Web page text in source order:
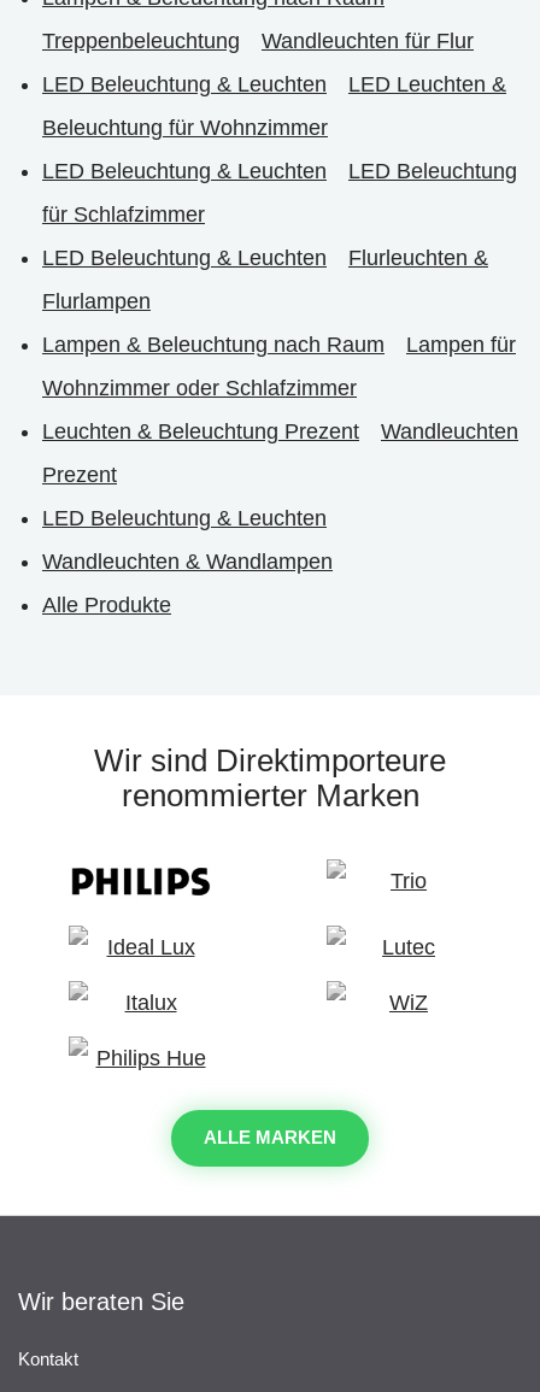
Treppenbeleuchtung
Wandleuchten für Flur
LED Beleuchtung & Leuchten
LED Leuchten &
Beleuchtung für Wohnzimmer
LED Beleuchtung & Leuchten
LED Beleuchtung
für Schlafzimmer
LED Beleuchtung & Leuchten
Flurleuchten &
Flurlampen
Lampen & Beleuchtung nach Raum
Lampen für
Wohnzimmer oder Schlafzimmer
Leuchten & Beleuchtung Prezent
Wandleuchten
Prezent
LED Beleuchtung & Leuchten
Wandleuchten & Wandlampen
Alle Produkte
Wir sind Direktimporteure
renommierter Marken
ALLE MARKEN
Wir beraten Sie
Kontakt